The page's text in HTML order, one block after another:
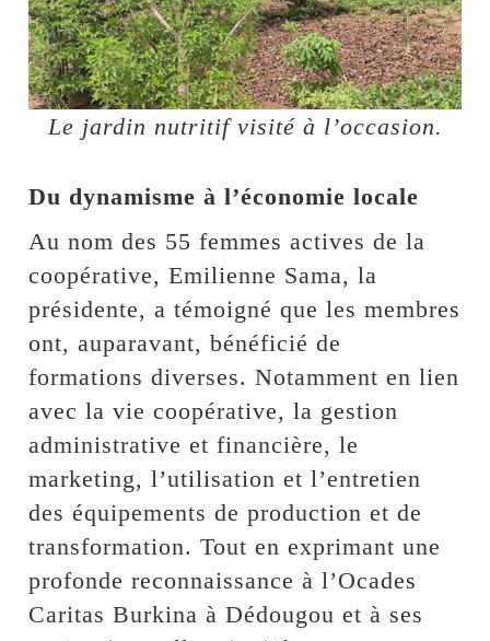
Le jardin nutritif visité à l’occasion.
Du dynamisme à l’économie locale
Au nom des 55 femmes actives de la
coopérative, Emilienne Sama, la
présidente, a témoigné que les membres
ont, auparavant, bénéficié de
formations diverses. Notamment en lien
avec la vie coopérative, la gestion
administrative et financière, le
marketing, l’utilisation et l’entretien
des équipements de production et de
transformation. Tout en exprimant une
profonde reconnaissance à l’Ocades
Caritas Burkina à Dédougou et à ses